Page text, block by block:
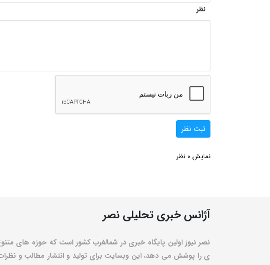
نظر
ثبت نظر
نمایش 0 نظر
آژانس خبری تحلیلی نصر
نصر نیوز اولین پایگاه خبری در شمالغرب کشور است که حوزه های
ی را پوشش می دهد، این وبسایت برای تولید و انتشار مطالب و